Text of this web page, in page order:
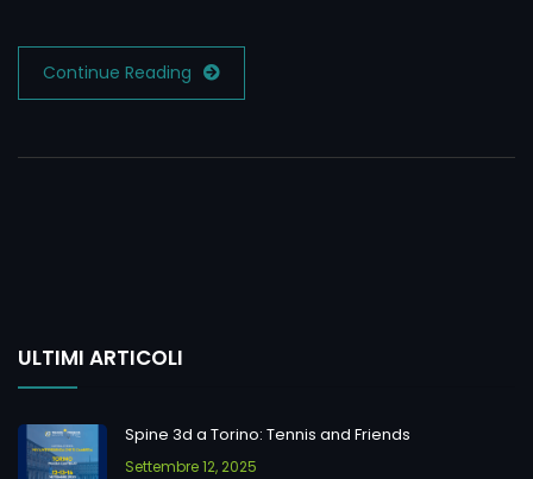
Continue Reading
ULTIMI ARTICOLI
Spine 3d a Torino: Tennis and Friends
Settembre 12, 2025